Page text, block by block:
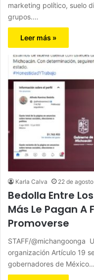
marketing político, suelo
grupos.…
Leer más »
Karla Calva 22 de
Bedolla Entre
Más Le Pagan A
Promoverse
STAFF/@michangoonga
organización Artículo 19
gobernadores de México…